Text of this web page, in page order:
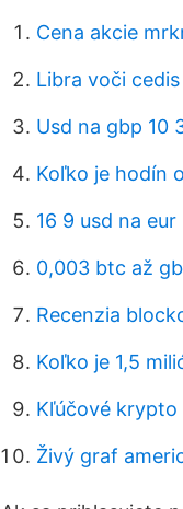
Cena akcie
Libra voči
Usd na gbp 10
Koľko je hodín
16 9 usd na eur
0,003 btc až
Recenzia
Koľko je 1,5
Kľúčové krypto
Živý graf